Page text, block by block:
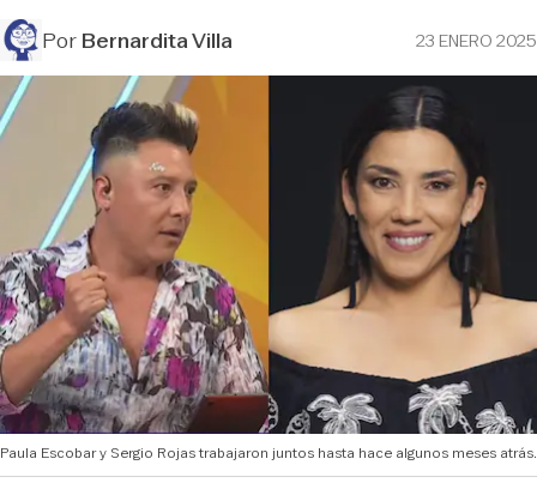
PorBernardita Villa 23 ENERO 2025
Paula Escobar y Sergio Rojas trabajaron juntos hasta hace algunos meses atrás.